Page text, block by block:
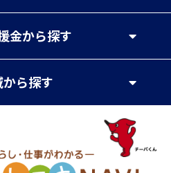
金から探す
から探す